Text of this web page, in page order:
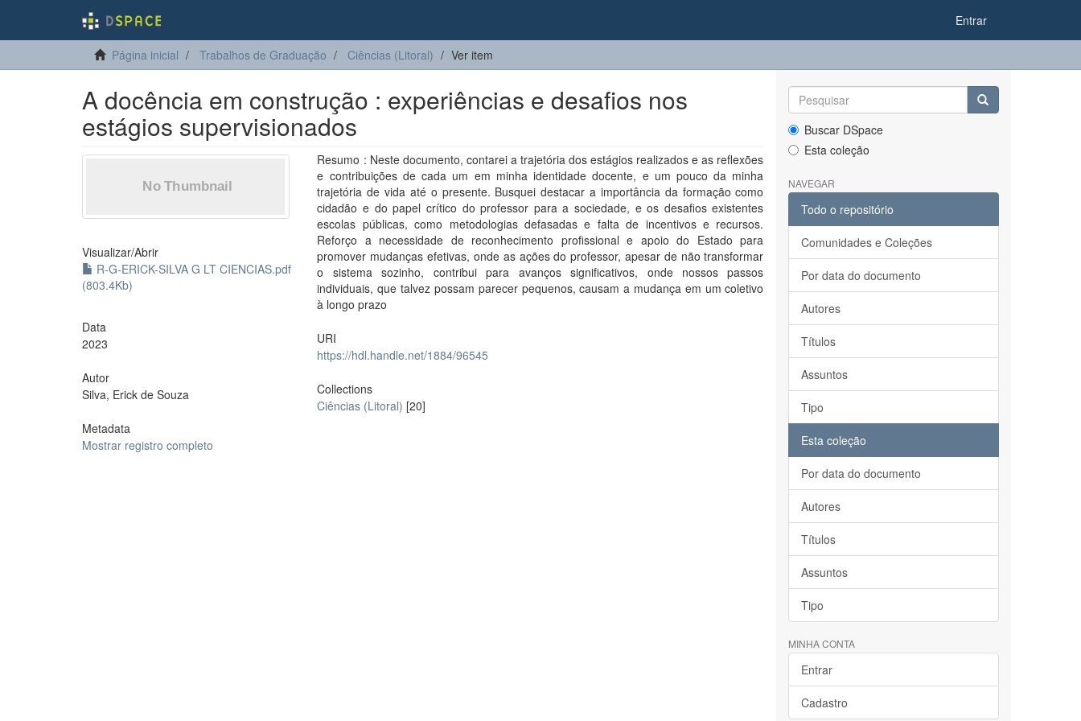
Entrar
Página inicial Trabalhos de Graduação Ciências (Litoral) Ver item
A docência em construção : experiências e desafios nos
estágios supervisionados
Visualizar/Abrir
R-G-ERICK-SILVA G LT CIENCIAS.pdf
(803.4Kb)
Data
2023
Autor
Silva, Erick de Souza
Metadata
Mostrar registro completo
Resumo : Neste documento, contarei a trajetória dos estágios realizados e as reflexões
e contribuições de cada um em minha identidade docente, e um pouco da minha
trajetória de vida até o presente. Busquei destacar a importância da formação como
cidadão e do papel crítico do professor para a sociedade, e os desafios existentes
escolas públicas, como metodologias defasadas e falta de incentivos e recursos.
Reforço a necessidade de reconhecimento profissional e apoio do Estado para
promover mudanças efetivas, onde as ações do professor, apesar de não transformar
o sistema sozinho, contribui para avanços significativos, onde nossos passos
individuais, que talvez possam parecer pequenos, causam a mudança em um coletivo
à longo prazo
URI
https://hdl.handle.net/1884/96545
Collections
Ciências (Litoral) [20]
Buscar DSpace
Esta coleção
NAVEGAR
Todo o repositório
Comunidades e Coleções
Por data do documento
Autores
Títulos
Assuntos
Tipo
Esta coleção
Por data do documento
Autores
Títulos
Assuntos
Tipo
MINHA CONTA
Entrar
Cadastro